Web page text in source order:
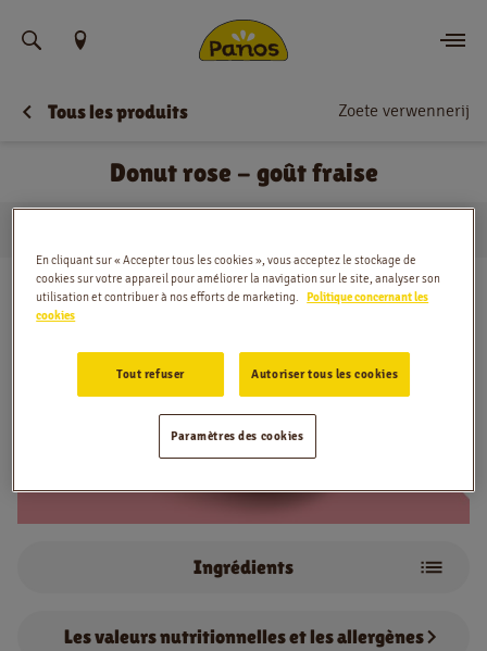
Trouvez votre emplacement
Commander
Nouvelles
Magasins
Application
Contact
Jobs
NL FR
Information juridique
Tous les produits Zoete verwennerij
Donut rose - goût fraise
Ingrédients
Les valeurs nutritionnelles et les allergènes
En cliquant sur « Accepter tous les cookies », vous acceptez le stockage de
cookies sur votre appareil pour améliorer la navigation sur le site, analyser son
utilisation et contribuer à nos efforts de marketing.
Politique concernant les
cookies
Tout refuser Autoriser tous les cookies
Paramètres des cookies